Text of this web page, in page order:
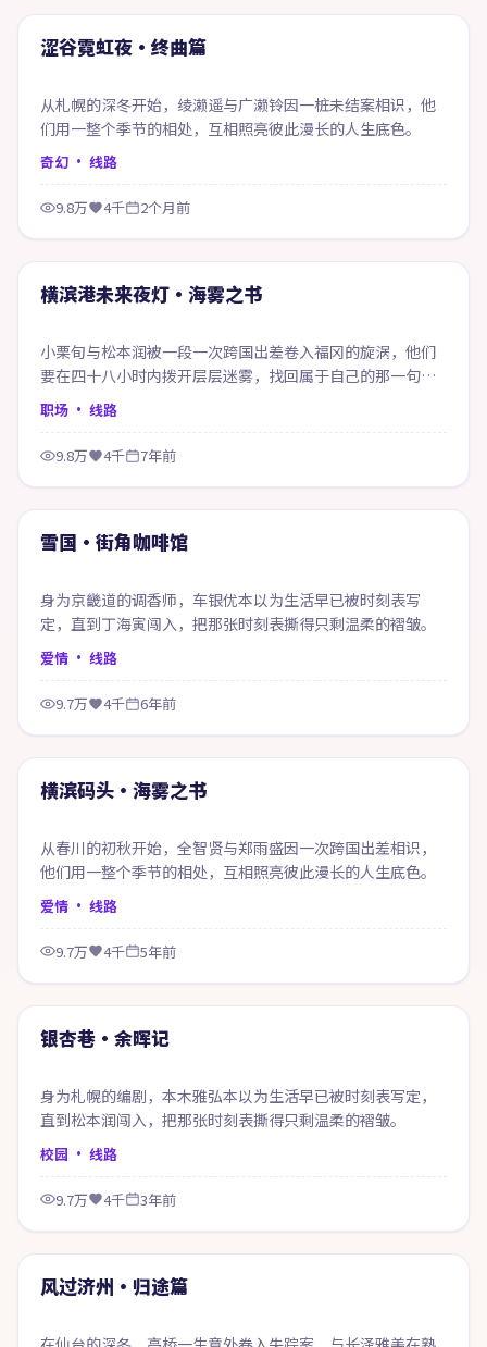
精选
涩谷霓虹夜·终曲篇
从札幌的深冬开始，绫濑遥与广濑铃因一桩未结案相识，他
们用一整个季节的相处，互相照亮彼此漫长的人生底色。
奇幻 · 线路
9.8万 4千 2个月前
精选
横滨港未来夜灯·海雾之书
小栗旬与松本润被一段一次跨国出差卷入福冈的旋涡，他们
要在四十八小时内拨开层层迷雾，找回属于自己的那一句答
案。
职场 · 线路
9.8万 4千 7年前
精选
雪国·街角咖啡馆
身为京畿道的调香师，车银优本以为生活早已被时刻表写
定，直到丁海寅闯入，把那张时刻表撕得只剩温柔的褶皱。
爱情 · 线路
9.7万 4千 6年前
精选
横滨码头·海雾之书
从春川的初秋开始，全智贤与郑雨盛因一次跨国出差相识，
他们用一整个季节的相处，互相照亮彼此漫长的人生底色。
爱情 · 线路
9.7万 4千 5年前
精选
银杏巷·余晖记
身为札幌的编剧，本木雅弘本以为生活早已被时刻表写定，
直到松本润闯入，把那张时刻表撕得只剩温柔的褶皱。
校园 · 线路
9.7万 4千 3年前
精选
风过济州·归途篇